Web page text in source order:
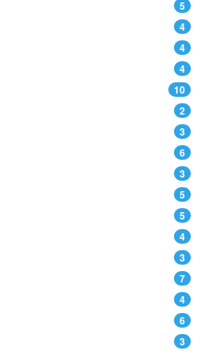
5
4
4
4
10
2
3
6
3
5
5
4
3
7
4
6
3